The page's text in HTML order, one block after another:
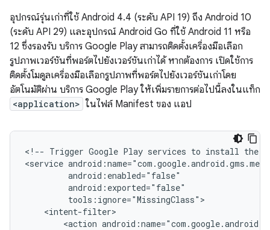
อุปกรณ์รุ่นเก่าที่ใช้ Android 4.4 (ระดับ API 19) ถึง Android 10
(ระดับ API 29) และอุปกรณ์ Android Go ที่ใช้ Android 11 หรือ
12 ซึ่งรองรับ บริการ Google Play สามารถติดตั้งเครื่องมือเลือก
รูปภาพเวอร์ชันที่พอร์ตไปยังเวอร์ชันเก่าได้ หากต้องการ เปิดใช้การ
ติดตั้งโมดูลเครื่องมือเลือกรูปภาพที่พอร์ตไปยังเวอร์ชันเก่าโดย
อัตโนมัติผ่าน บริการ Google Play ให้เพิ่มรายการต่อไปนี้ลงในแท็ก
<application> ในไฟล์ Manifest ของ แอป
<!-- Trigger Google Play services to install the
<service
<action